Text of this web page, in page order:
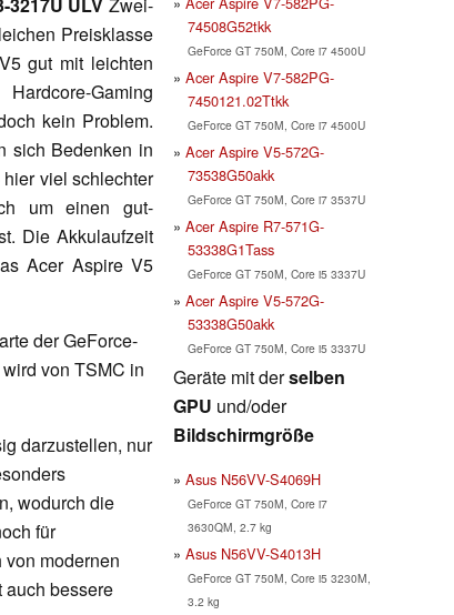
3217U ULV Zwei-
Preisklasse
gut mit leichten
Gaming
kein Problem.
sich Bedenken in
viel schlechter
um einen gut-
Die Akkulaufzeit
Acer Aspire V5
der GeForce-
von TSMC in
darzustellen, nur
wodurch die
für
modernen
auch bessere
74508G52tkk
GeForce GT 750M, Core i7 4500U
Acer Aspire V7-582PG-
7450121.02Ttkk
GeForce GT 750M, Core i7 4500U
Acer Aspire V5-572G-
73538G50akk
GeForce GT 750M, Core i7 3537U
Acer Aspire R7-571G-
53338G1Tass
GeForce GT 750M, Core i5 3337U
Acer Aspire V5-572G-
53338G50akk
GeForce GT 750M, Core i5 3337U
Geräte mit derselben
GPU und/oder
Bildschirmgröße
Asus N56VV-S4069H
GeForce GT 750M, Core i7
3630QM, 2.7 kg
Asus N56VV-S4013H
GeForce GT 750M, Core i5 3230M,
3.2 kg